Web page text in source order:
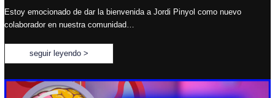
Estoy emocionado de dar la bienvenida a Jordi Pinyol como nuevo
colaborador en nuestra comunidad…
seguir leyendo >